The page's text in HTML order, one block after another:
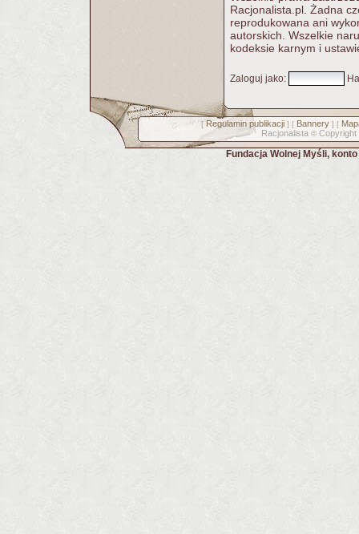
Racjonalista.pl. Żadna
reprodukowana ani
autorskich. Wszelkie
kodeksie karnym i
Zaloguj jako:
[ Regulamin publikacji] [ Bannery] [
Racjonalista © Copyright
Fundacja Wolnej Myśli,